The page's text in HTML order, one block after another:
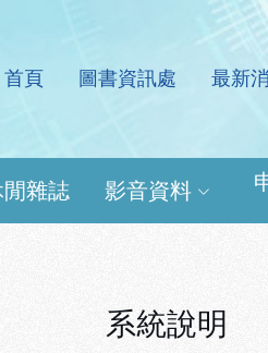
詢系統
首頁 圖書資訊處 最新
雜誌 影音資料
系統說明